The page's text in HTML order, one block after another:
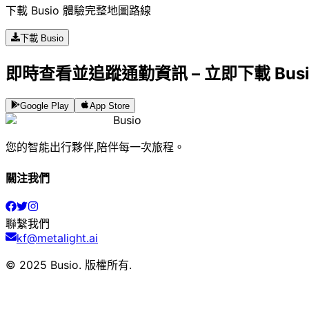
下載 Busio 體驗完整地圖路線
下載 Busio
即時查看並追蹤通勤資訊 – 立即下載
Google Play App Store
Busio
您的智能出行夥伴,陪伴每一次旅程。
關注我們
聯繫我們
kf@metalight.ai
© 2025 Busio. 版權所有.